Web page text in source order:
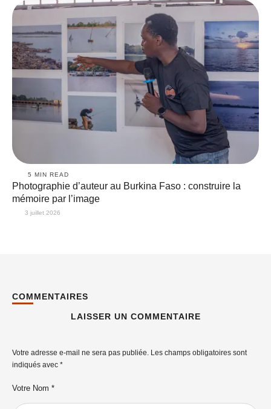
5 MIN READ
Photographie d’auteur au Burkina Faso : construire la
mémoire par l’image
3 juillet 2026
COMMENTAIRES
LAISSER UN COMMENTAIRE
Votre adresse e-mail ne sera pas publiée. Les champs obligatoires sont
indiqués avec *
Votre Nom *